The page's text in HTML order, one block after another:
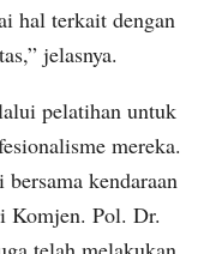
hal terkait dengan
jelasnya.
pelatihan untuk
mereka.
kendaraan
Komjen. Pol. Dr.